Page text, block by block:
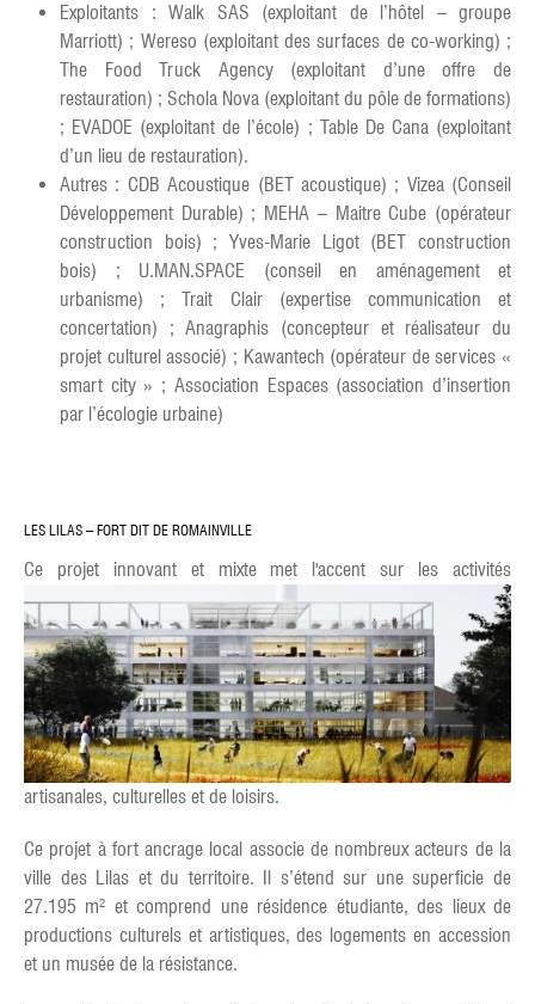
Exploitants : Walk SAS (exploitant de l’hôtel – groupe
Marriott) ; Wereso (exploitant des surfaces de co-working) ;
The Food Truck Agency (exploitant d’une offre de
restauration) ; Schola Nova (exploitant du pôle de formations)
; EVADOE (exploitant de l’école) ; Table De Cana (exploitant
d’un lieu de restauration).
Autres : CDB Acoustique (BET acoustique) ; Vizea (Conseil
Développement Durable) ; MEHA – Maitre Cube (opérateur
construction bois) ; Yves-Marie Ligot (BET construction
bois) ; U.MAN.SPACE (conseil en aménagement et
urbanisme) ; Trait Clair (expertise communication et
concertation) ; Anagraphis (concepteur et réalisateur du
projet culturel associé) ; Kawantech (opérateur de services «
smart city » ; Association Espaces (association d’insertion
par l’écologie urbaine)
LES LILAS – FORT DIT DE ROMAINVILLE
Ce projet innovant et mixte met l'accent sur les activités
artisanales, culturelles et de loisirs.
Ce projet à fort ancrage local associe de nombreux acteurs de la
ville des Lilas et du territoire. Il s’étend sur une superficie de
27.195 m² et comprend une résidence étudiante, des lieux de
productions culturels et artistiques, des logements en accession
et un musée de la résistance.